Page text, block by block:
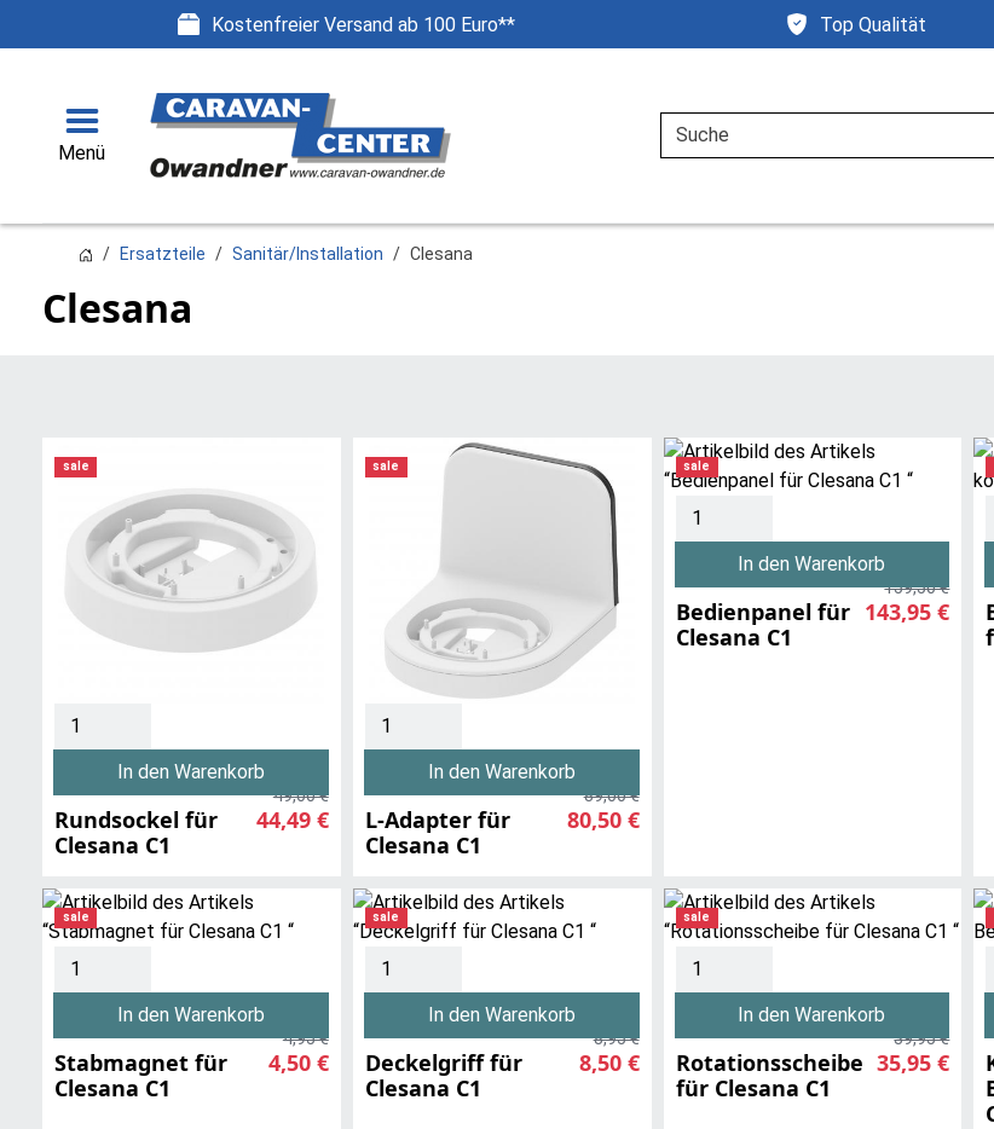
Kostenfreier Versand ab 100 Euro** Top Qualität
Menü
Suche
Ersatzteile Sanitär/Installation Clesana
Clesana
sale
In den Warenkorb
Rundsockel für
Clesana C1
49,00 €
44,49 €
sale
In den Warenkorb
L-Adapter für
Clesana C1
89,00 €
80,50 €
sale
In den Warenkorb
Bedienpanel für
Clesana C1
159,50 €
143,95 €
sale
In den Warenkorb
Stabmagnet für
Clesana C1
4,95 €
4,50 €
sale
In den Warenkorb
Deckelgriff für
Clesana C1
8,95 €
8,50 €
sale
In den Warenkorb
Rotationsscheibe
für Clesana C1
39,95 €
35,95 €